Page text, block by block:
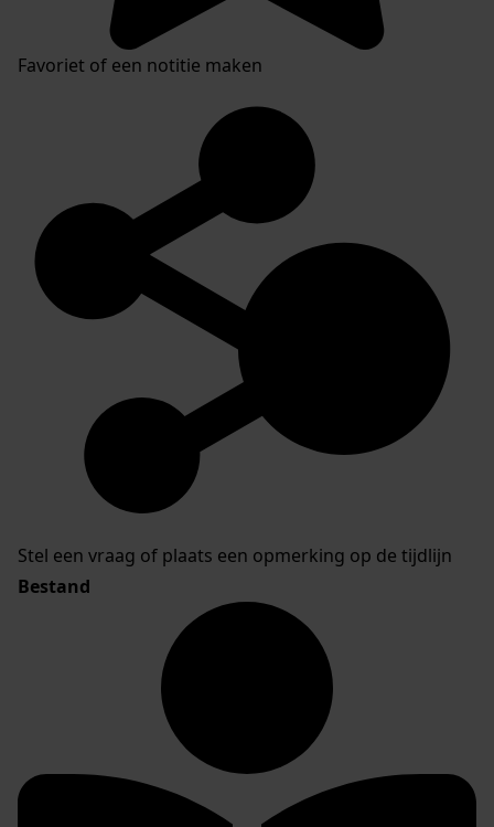
Favoriet of een notitie maken
Stel een vraag of plaats een opmerking op de tijdlijn
Bestand